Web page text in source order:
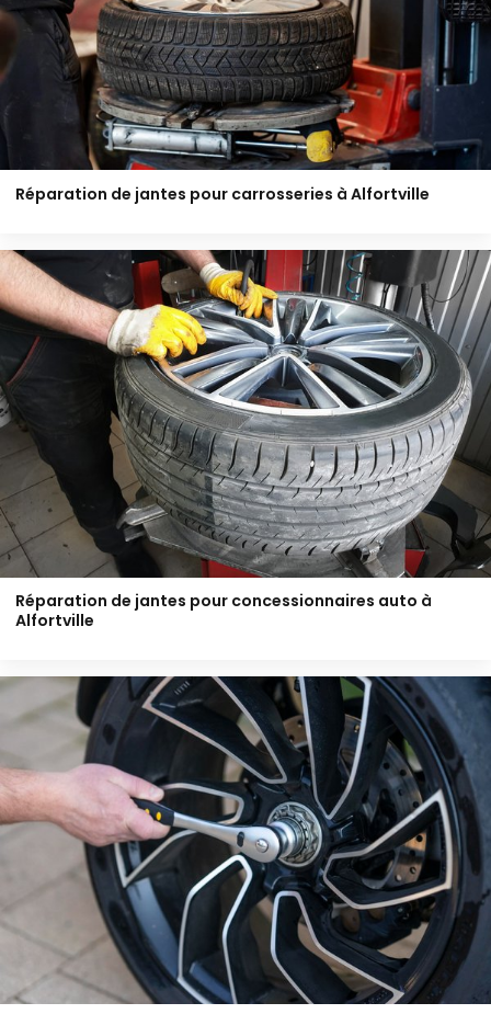
Réparation de jantes pour carrosseries à Alfortville
Réparation de jantes pour concessionnaires auto à
Alfortville